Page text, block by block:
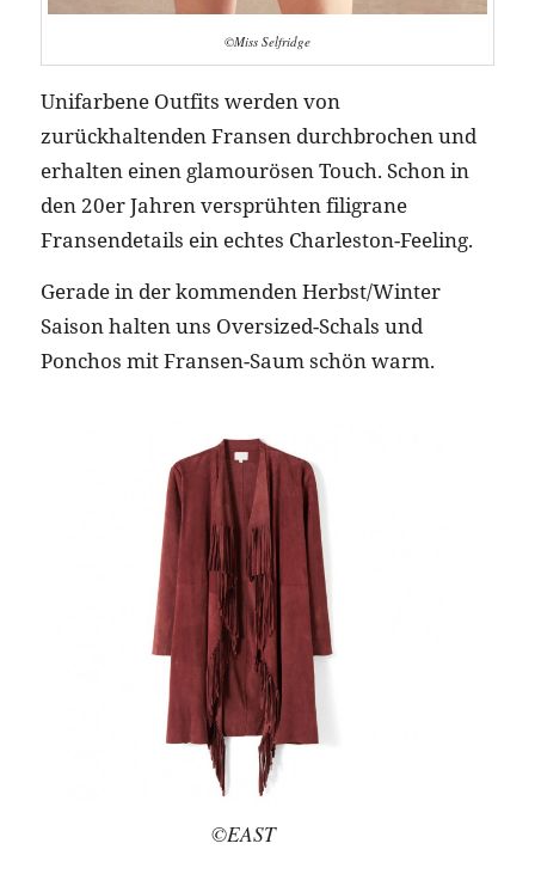
©Miss Selfridge
Unifarbene Outfits werden von
zurückhaltenden Fransen durchbrochen und
erhalten einen glamourösen Touch. Schon in
den 20er Jahren versprühten filigrane
Fransendetails ein echtes Charleston-Feeling.
Gerade in der kommenden Herbst/Winter
Saison halten uns Oversized-Schals und
Ponchos mit Fransen-Saum schön warm.
©EAST